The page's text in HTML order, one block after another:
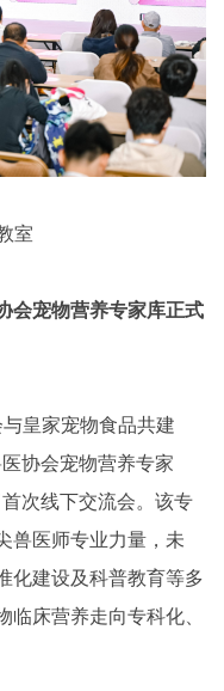
室
会宠物营养专家库正式
皇家宠物食品共建
协会宠物营养专家
次线下交流会。该专
兽医师专业力量，未
化建设及科普教育等多
床营养走向专科化、